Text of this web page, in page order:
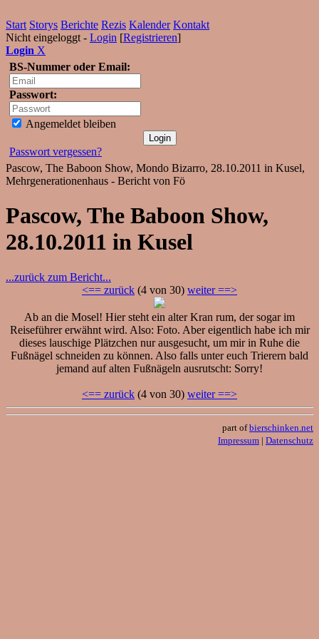
Start Storys Berichte Rezis Kalender Kontakt
Nicht eingeloggt - Login [Registrieren]
Login X
BS-Nummer oder Email:
Passwort:
Angemeldet bleiben
Passwort vergessen?
Pascow, The Baboon Show, Mondo Bizarro, 28.10.2011 in Kusel,
Mehrgenerationenhaus - Bericht von Fö
Pascow, The Baboon Show,
28.10.2011 in Kusel
...zurück zum Bericht...
<== zurück (4 von 30) weiter ==>
Ab an die Mosel! Hier steht ein alter Kran rum, der sogar im
Reiseführer erwähnt wird. Also: Foto. Aber eigentlich habe ich mir
dieses lauschige Plätzchen nur ausgesucht, um mir in Ruhe die
Fußnägel schneiden zu können. Also falls unter euch Trierern bald
jemand auf alten Fußnägeln ausrutscht: Sorry!
<== zurück (4 von 30) weiter ==>
part ofbierschinken.net
Impressum | Datenschutz